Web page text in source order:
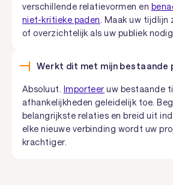
verschillende relatievormen en
niet-kritieke paden. Maak uw tijdlijn
of overzichtelijk als uw publiek
Werkt dit met mijn bestaande
Absoluut. Importeer uw bestaande
afhankelijkheden geleidelijk toe.
belangrijkste relaties en breid uit
elke nieuwe verbinding wordt uw
krachtiger.